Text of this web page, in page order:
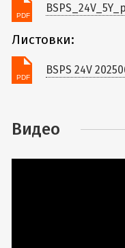
Листовки:
BSPS 24V
Видео